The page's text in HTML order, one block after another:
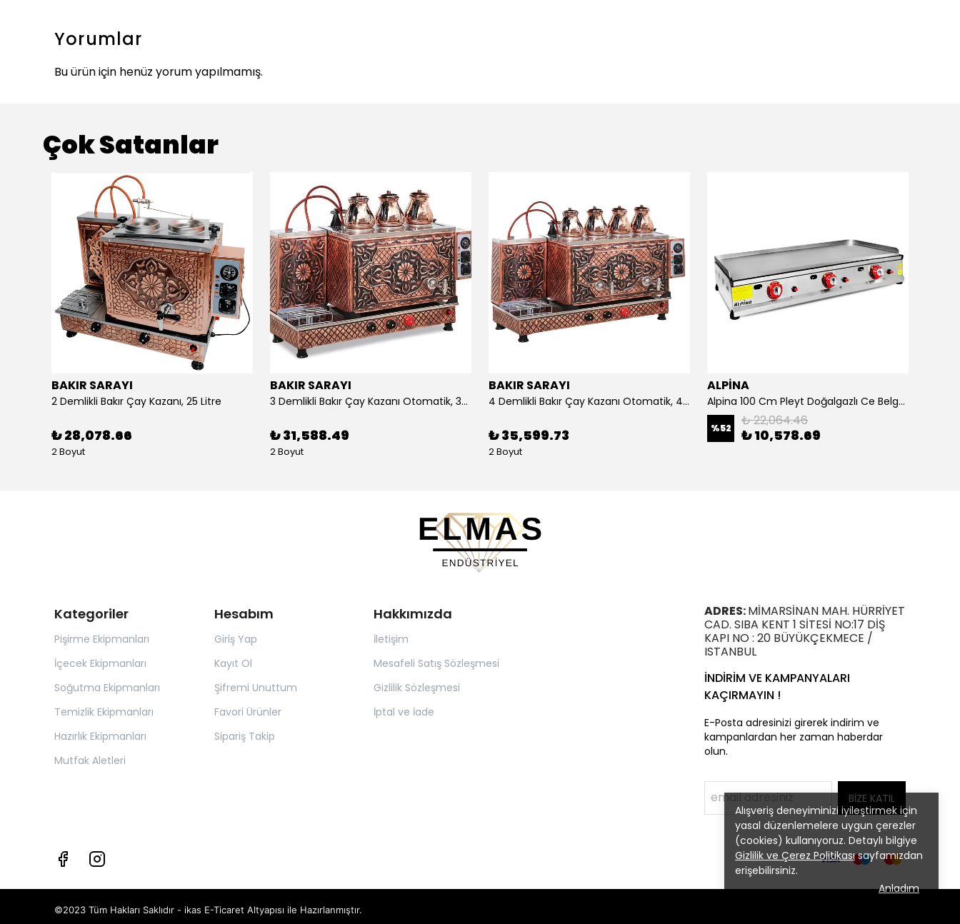
Alışveriş deneyiminizi iyileştirmek için
yasal düzenlemelere uygun çerezler
(cookies) kullanıyoruz. Detaylı bilgiye
Gizlilik ve Çerez Politikasısayfamızdan
erişebilirsiniz.
Anladım
Yorumlar
Bu ürün için henüz yorum yapılmamış.
Çok Satanlar
BAKIR SARAYI
2 Demlikli Bakır Çay Kazanı, 25 Litre
₺ 28,078.66
2 Boyut
BAKIR SARAYI
3 Demlikli Bakır Çay Kazanı Otomatik, 30 Litre
₺ 31,588.49
2 Boyut
BAKIR SARAYI
4 Demlikli Bakır Çay Kazanı Otomatik, 40 Litre
₺ 35,599.73
2 Boyut
ALPİNA
Alpina 100 Cm Pleyt Doğalgazlı Ce Belgeli
%52 ₺ 22,064.46
₺ 10,578.69
Kategoriler
Pişirme Ekipmanları
İçecek Ekipmanları
Soğutma Ekipmanları
Temizlik Ekipmanları
Hazırlık Ekipmanları
Mutfak Aletleri
Hesabım
Giriş Yap
Kayıt Ol
Şifremi Unuttum
Favori Ürünler
Sipariş Takip
Hakkımızda
İletişim
Mesafeli Satış Sözleşmesi
Gizlilik Sözleşmesi
İptal ve İade
ADRES:MİMARSİNAN MAH. HÜRRİYET
CAD. SIBA KENT 1 SİTESİ NO:17 DİŞ
KAPI NO : 20 BÜYÜKÇEKMECE /
ISTANBUL
İNDİRİM VE KAMPANYALARI
KAÇIRMAYIN !
E-Posta adresinizi girerek indirim ve
kampanlardan her zaman haberdar
olun.
BİZE KATIL
©2023 Tüm Hakları Saklıdır - ikas E-Ticaret Altyapısı ile Hazırlanmıştır.